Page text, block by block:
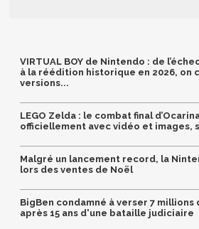
VIRTUAL BOY de Nintendo : de
à la réédition historique en 2026, on
versions...
LEGO Zelda : le combat final
officiellement avec vidéo et images,
Malgré un lancement record, la
lors des ventes de Noël
BigBen condamné à verser 7 millions
après 15 ans d'une bataille judiciaire